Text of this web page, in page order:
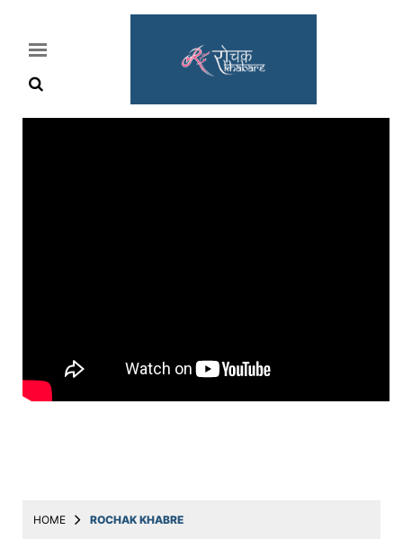
&
मराठी
HOME ROCHAK KHABRE